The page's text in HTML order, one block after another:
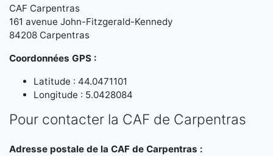
CAF Carpentras
161 avenue John-Fitzgerald-Kennedy
84208 Carpentras
Coordonnées GPS :
Latitude : 44.0471101
Longitude : 5.0428084
Pour contacter la CAF de Carpentras
Adresse postale de la CAF de Carpentras :